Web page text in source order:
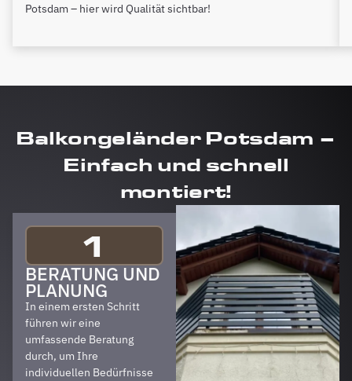
Potsdam – hier wird Qualität sichtbar!
Balkongeländer Potsdam –
Einfach und schnell
montiert!
1
BERATUNG UND
PLANUNG
In einem ersten Schritt
führen wir eine
umfassende Beratung
durch, um Ihre
individuellen Bedürfnisse